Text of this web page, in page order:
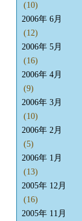
(10)
2006年 6月
(12)
2006年 5月
(16)
2006年 4月
(9)
2006年 3月
(10)
2006年 2月
(5)
2006年 1月
(13)
2005年 12月
(16)
2005年 11月